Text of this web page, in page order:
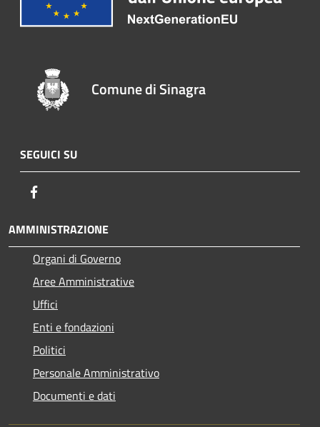
Comune di Sinagra
SEGUICI SU
AMMINISTRAZIONE
Organi di Governo
Aree Amministrative
Uffici
Enti e fondazioni
Politici
Personale Amministrativo
Documenti e dati